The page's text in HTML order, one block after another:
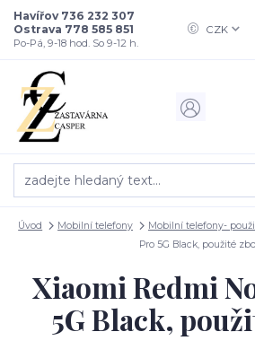
CZK
Havířov 736 232 307
Ostrava 778 585 851
Po-Pá, 9-18 hod. So 9-12 h.
Úvod Mobilní telefony Mobilní telefony-
Pro 5G Black, použité
Xiaomi Redmi
5G Black,